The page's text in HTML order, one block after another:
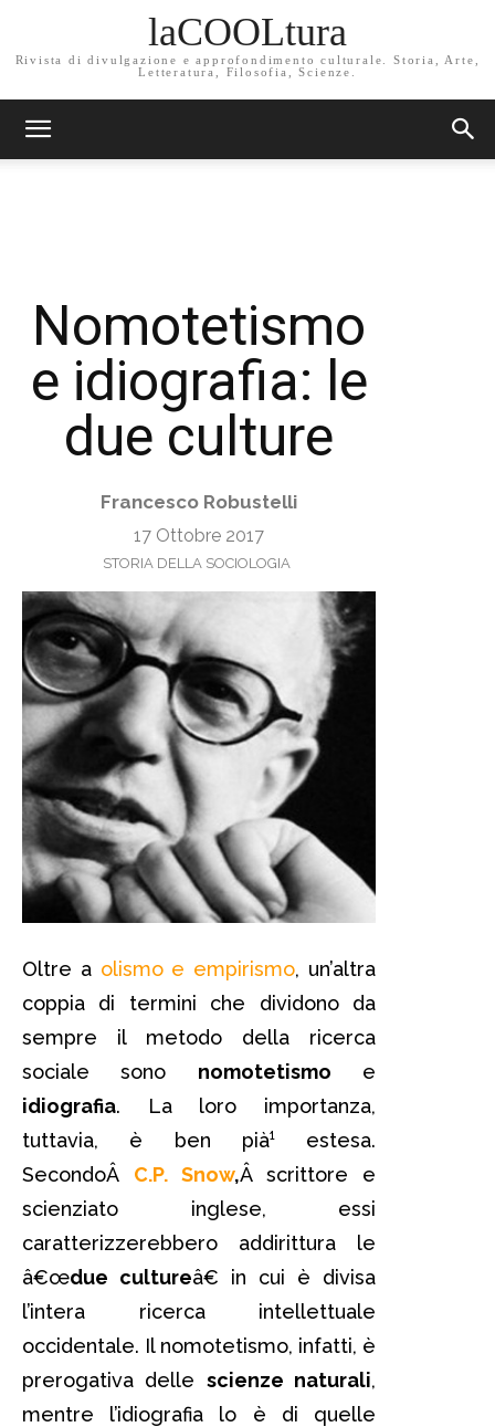
laCOOLtura
Rivista di divulgazione e approfondimento culturale. Storia, Arte,
Letteratura, Filosofia, Scienze.
Nomotetismo
e idiografia: le
due culture
Francesco Robustelli
17 Ottobre 2017
STORIA DELLA SOCIOLOGIA
Oltre a olismo e empirismo, un’altra
coppia di termini che dividono da
sempre il metodo della ricerca
sociale sono nomotetismo e
idiografia. La loro importanza,
tuttavia, è ben pià¹ estesa.
SecondoÂ C.P. Snow,Â scrittore e
scienziato inglese, essi
caratterizzerebbero addirittura le
â€œdue cultureâ€ in cui è divisa
l’intera ricerca intellettuale
occidentale. Il nomotetismo, infatti, è
prerogativa delle scienze naturali,
mentre l’idiografia lo è di quelle